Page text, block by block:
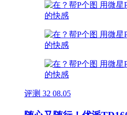
评测 32 08.05